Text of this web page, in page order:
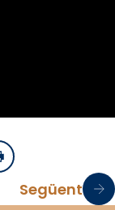
Següent